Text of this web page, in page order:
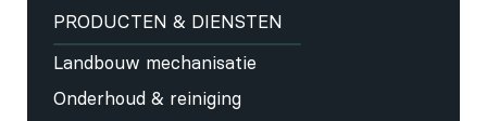
PRODUCTEN & DIENSTEN
Landbouw mechanisatie
Onderhoud & reiniging